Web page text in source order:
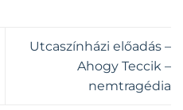
Utcaszínházi előadás –
Ahogy Teccik –
nemtragédia